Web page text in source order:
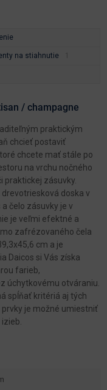
na stiahnutie
/ champagne
praktickým
chcieť postaviť
chcete mať stále po
na vrchu nočného
praktickej zásuvky.
doska v
čelo zásuvky je v
je veľmi efektné a
zafrézovaného čela
cm a je
Daicos si Vás získa
farieb,
úchytkovému otváraniu.
spĺňať kritériá aj tých
je možné umiestniť